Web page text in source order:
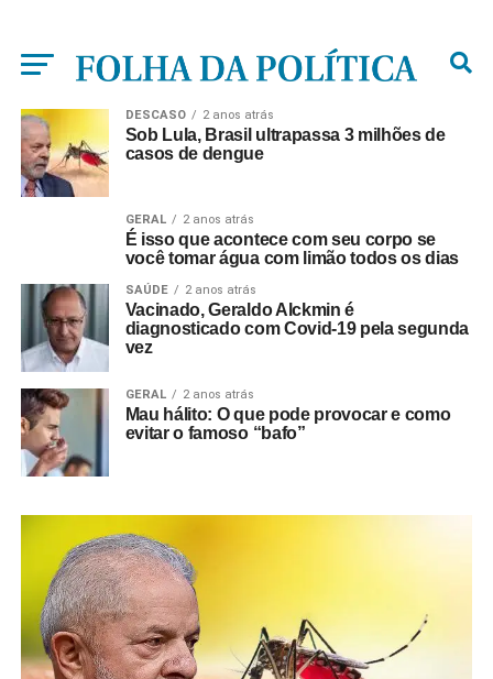
DESCASO 2 anos atrás
Sob Lula, Brasil ultrapassa 3 milhões de
casos de dengue
GERAL 2 anos atrás
É isso que acontece com seu corpo se
você tomar água com limão todos os dias
SAÚDE 2 anos atrás
Vacinado, Geraldo Alckmin é
diagnosticado com Covid-19 pela segunda
vez
GERAL 2 anos atrás
Mau hálito: O que pode provocar e como
evitar o famoso “bafo”